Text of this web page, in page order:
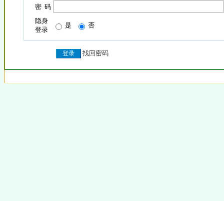
密 码
隐身
登录
是 否
找回密码